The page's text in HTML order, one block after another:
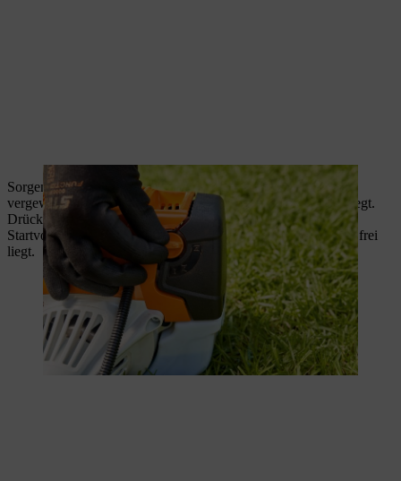
Sorgen Sie dafür, dass Sie einen sicheren Stand haben, und
vergewissern Sie sich nochmals, dass die Motorsense sicher liegt.
Drücken Sie das Gerät fest auf den Boden, sodass es beim
Startvorgang nicht kippen kann. Prüfen Sie, ob das Werkzeug frei
liegt.